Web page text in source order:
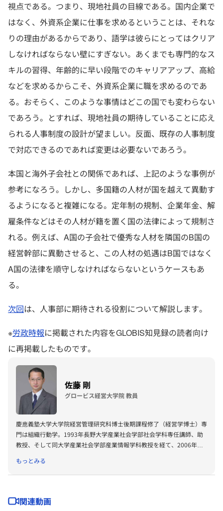
視点である。つまり、現地社員の目線である。国内企業で
はなく、外資系企業に仕事を求めるということは、それな
りの理由があるからであり、語学は彼らにとってはクリア
しなければならない壁にすぎない。あくまでも専門的なス
キルの習得、年齢的に早い段階でのキャリアアップ、高給
などを求めるからこそ、外資系企業に職を求めるのであ
る。おそらく、このような事情はどこの国でも変わらない
であろう。とすれば、現地社員の期待していることに応え
られる人事制度の設計が望ましい。反面、既存の人事制度
で対応できるのであれば変更は必要ないであろう。
本国と海外子会社との関係であれば、上記のような事例が
参考になろう。しかし、多国籍の人材が国を越えて異動す
るようになると複雑になる。定年制の規制、企業年金、解
雇条件などはその人材が籍を置く国の法律によって規制さ
れる。例えば、A国の子会社で優秀な人材を隣国のB国の
経営幹部に異動させると、この人材の処遇はB国ではなく
A国の法律を順守しなければならないというケースもあ
る。
次回は、人事部に期待される役割について解説します。
※労政時報に掲載された内容をGLOBIS知見録の読者向け
に再掲載したものです。
佐藤 剛
グロービス経営大学院 教員
慶應義塾大学大学院経営管理研究科博士後期課程修了（経営学博士）専
門は組織行動学。1993年長野大学産業社会学部社会学科専任講師、助
教授、そして同大学産業社会学部産業情報学科教授を経て、2006年よ
士養成課程」講師。 主な著作としては『イノベーション創発論 セイ
コーエプソン・機器デザインセンターの挑戦』（単著、慶應義塾大学出
イヤモンド社、2007年）、『組織自律力』（単著、慶應義塾大学出版
会、2006年）、『組織マネジメント戦略』（共著、有斐閣、2005年）
もっとみる
関連動画